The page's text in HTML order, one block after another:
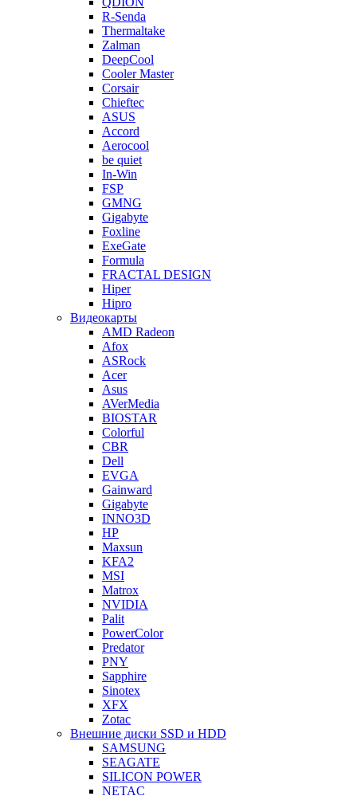
R-Senda
Thermaltake
Zalman
DeepCool
Cooler Master
Corsair
Chieftec
ASUS
Accord
Aerocool
be quiet
In-Win
FSP
GMNG
Gigabyte
Foxline
ExeGate
Formula
FRACTAL DESIGN
Hiper
Hipro
Видеокарты
AMD Radeon
Afox
ASRock
Acer
Asus
AVerMedia
BIOSTAR
Colorful
CBR
Dell
EVGA
Gainward
Gigabyte
INNO3D
HP
Maxsun
KFA2
MSI
Matrox
NVIDIA
Palit
PowerColor
Predator
PNY
Sapphire
Sinotex
XFX
Zotac
Внешние диски SSD и HDD
SAMSUNG
SEAGATE
SILICON POWER
NETAC